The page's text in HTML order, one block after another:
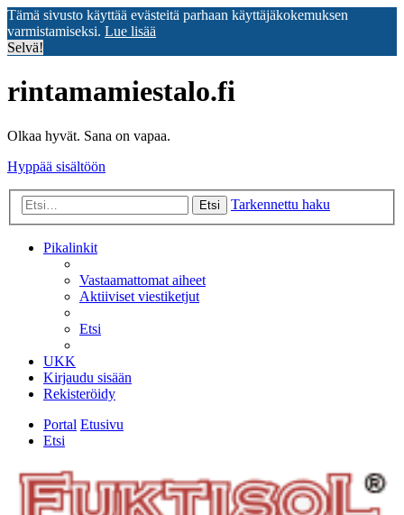
Tämä sivusto käyttää evästeitä parhaan käyttäjäkokemuksen
varmistamiseksi. Lue lisää
Selvä!
rintamamiestalo.fi
Olkaa hyvät. Sana on vapaa.
Hyppää sisältöön
Etsi Tarkennettu haku
Pikalinkit
Vastaamattomat aiheet
Aktiiviset viestiketjut
Etsi
UKK
Kirjaudu sisään
Rekisteröidy
Portal Etusivu
Etsi